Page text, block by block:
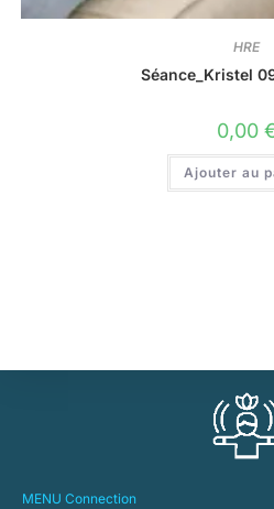
HRE
Séance_Kristel
0,00
Ajouter au
MENU Connection